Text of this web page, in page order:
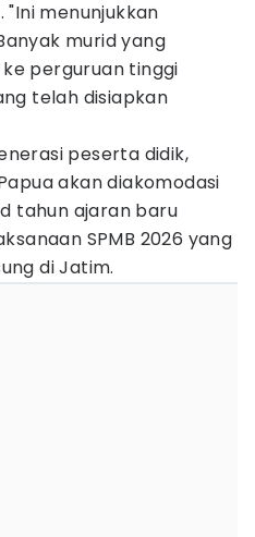
"Ini menunjukkan
murid yang
perguruan tinggi
telah disiapkan
peserta didik,
akan diakomodasi
tahun ajaran baru
SPMB 2026 yang
di Jatim.